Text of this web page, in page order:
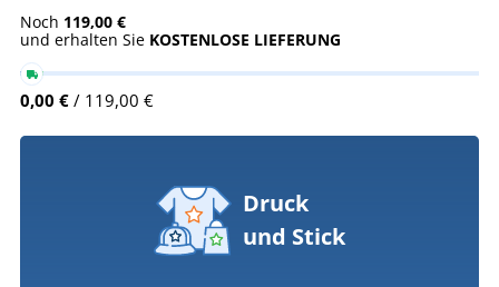
Noch 119,00 €
und erhalten Sie KOSTENLOSE LIEFERUNG
0,00 € / 119,00 €
Druck
und Stick